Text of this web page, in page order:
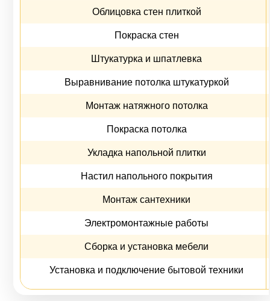
Облицовка стен плиткой
Покраска стен
Штукатурка и шпатлевка
Выравнивание потолка штукатуркой
Монтаж натяжного потолка
Покраска потолка
Укладка напольной плитки
Настил напольного покрытия
Монтаж сантехники
Электромонтажные работы
Сборка и установка мебели
Установка и подключение бытовой техники